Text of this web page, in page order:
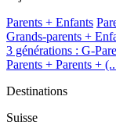
Parents + Enfants
Grands-parents +
3 générations : G-
Parents + Parents +
Destinations
Suisse